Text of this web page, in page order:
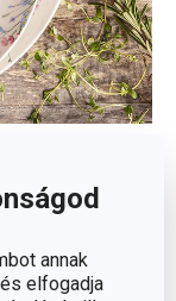
annak
elfogadja